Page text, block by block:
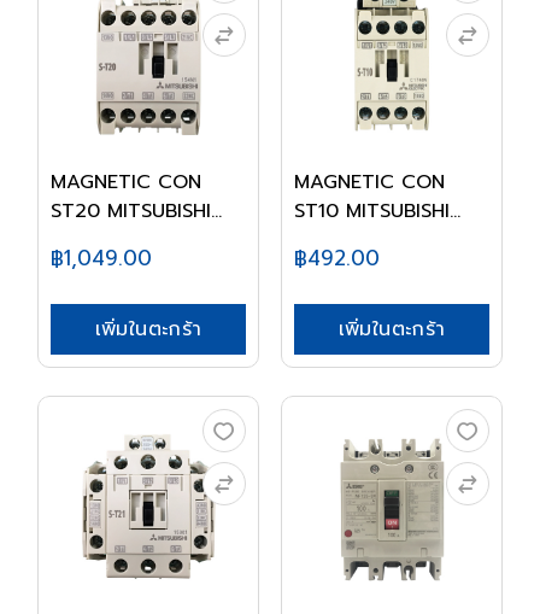
MAGNETIC CON
ST20 MITSUBISHI
฿1,049.00
เพิ่มในตะกร้า
MAGNETIC CON
ST10 MITSUBISHI
฿492.00
เพิ่มในตะกร้า